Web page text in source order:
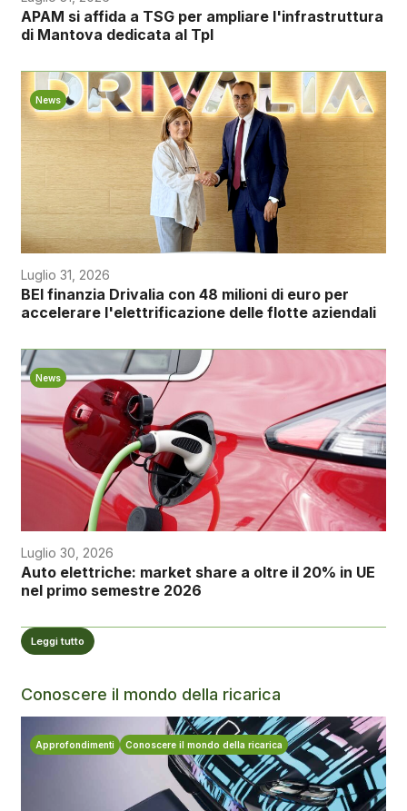
APAM si affida a TSG per ampliare l'infrastruttura
di Mantova dedicata al Tpl
News
Luglio 31, 2026
BEI finanzia Drivalia con 48 milioni di euro per
accelerare l'elettrificazione delle flotte aziendali
News
Luglio 30, 2026
Auto elettriche: market share a oltre il 20% in UE
nel primo semestre 2026
Leggi tutto
Conoscere il mondo della ricarica
Approfondimenti Conoscere il mondo della ricarica